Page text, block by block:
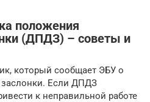
положения
(ДПДЗ) – советы и
который сообщает ЭБУ о
Если ДПДЗ
к неправильной работе